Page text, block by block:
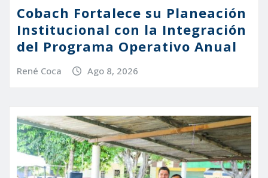
Cobach Fortalece su Planeación
Institucional con la Integración
del Programa Operativo Anual
René Coca Ago 8, 2026